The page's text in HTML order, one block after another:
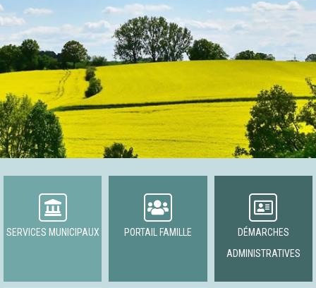
SERVICES MUNICIPAUX PORTAIL FAMILLE
DÉMARCHES
ADMINISTRATIVES